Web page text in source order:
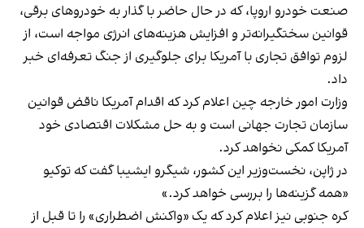
صنعت خودرو اروپا، که در حال حاضر با گذار به خودروهای برقی،
قوانین سختگیرانه‌تر و افزایش هزینه‌های انرژی مواجه است، از
لزوم توافق تجاری با آمریکا برای جلوگیری از جنگ تعرفه‌ای خبر
داد.
وزارت امور خارجه چین اعلام کرد که اقدام آمریکا ناقض قوانین
سازمان تجارت جهانی است و به حل مشکلات اقتصادی خود
آمریکا کمکی نخواهد کرد.
در ژاپن، نخست‌وزیر این کشور، شیگرو ایشیبا گفت که توکیو
«همه گزینه‌ها را بررسی خواهد کرد.»
کره جنوبی نیز اعلام کرد که یک «واکنش اضطراری» را تا قبل از